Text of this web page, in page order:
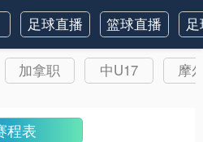
足球直播 篮球直播
加拿职 中U17 摩
程表